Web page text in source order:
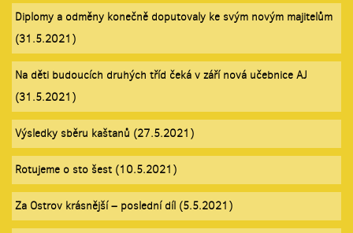
Diplomy a odměny konečně doputovaly ke svým novým majitelům
(31.5.2021)
Na děti budoucích druhých tříd čeká v září nová učebnice AJ
(31.5.2021)
Výsledky sběru kaštanů (27.5.2021)
Rotujeme o sto šest (10.5.2021)
Za Ostrov krásnější – poslední díl (5.5.2021)